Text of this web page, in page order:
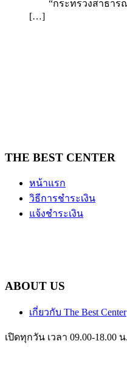
“กระทรวงสาธารณสุ
[…]
THE BEST CENTER
หน้าแรก
วิธีการชำระเงิน
แจ้งชำระเงิน
ABOUT US
เกี่ยวกับ The Best Center
เปิดทุกวัน เวลา 09.00-18.00 น.